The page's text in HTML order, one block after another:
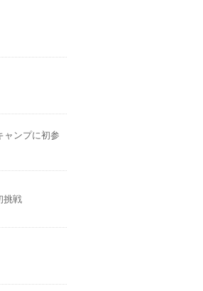
ャンプに初参
挑戦